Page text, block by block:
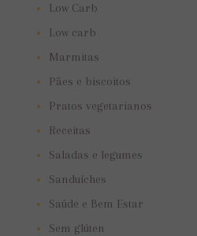
Low Carb
Low carb
Marmitas
Pães e biscoitos
Pratos vegetarianos
Receitas
Saladas e legumes
Sanduíches
Saúde e Bem Estar
Sem glúten